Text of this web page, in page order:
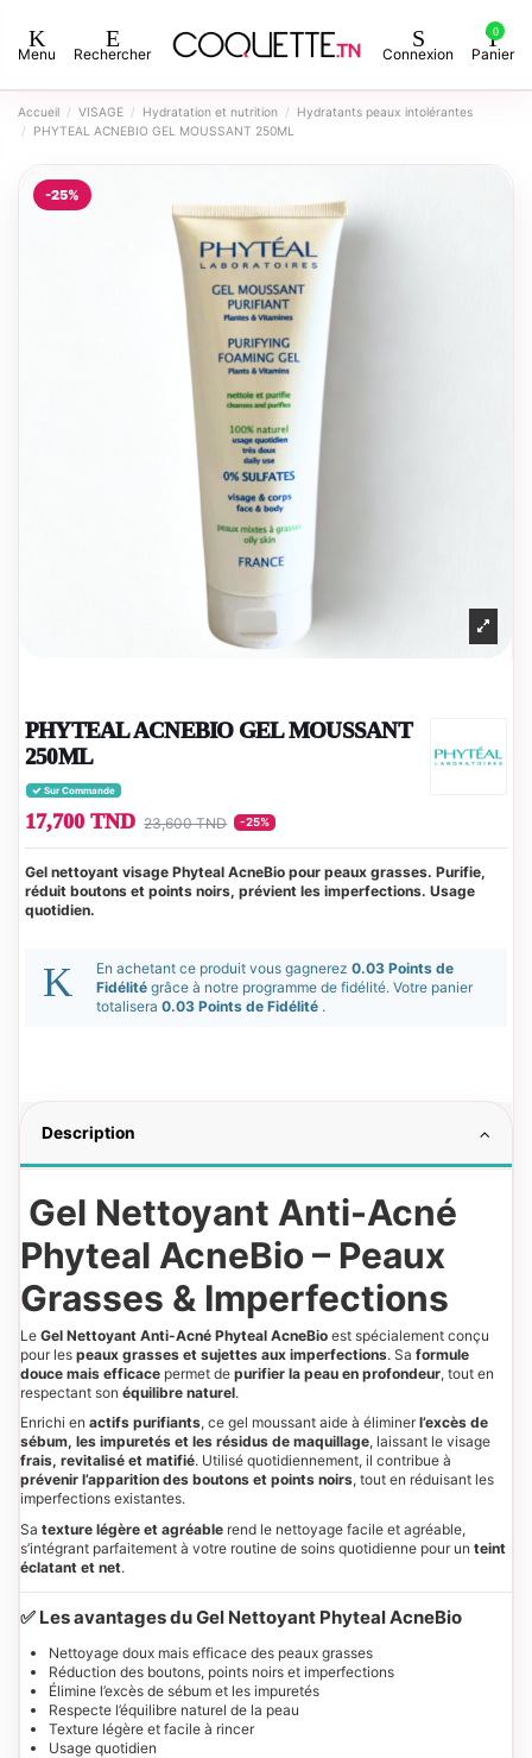
Menu Rechercher Connexion
0
Panier
Accueil VISAGE Hydratation et nutrition
Hydratants peaux intolérantes
PHYTEAL ACNEBIO GEL MOUSSANT 250ML
-25%
PHYTEAL ACNEBIO GEL MOUSSANT
250ML
Sur Commande
17,700 TND 23,600 TND -25%
Gel nettoyant visage Phyteal AcneBio pour peaux grasses. Purifie,
réduit boutons et points noirs, prévient les imperfections. Usage
quotidien.
En achetant ce produit vous gagnerez 0.03 Points de
Fidélité grâce à notre programme de fidélité. Votre panier
totalisera 0.03 Points de Fidélité .
Description
Gel Nettoyant Anti-Acné
Phyteal AcneBio – Peaux
Grasses & Imperfections
Le Gel Nettoyant Anti-Acné Phyteal AcneBio est spécialement conçu
pour les peaux grasses et sujettes aux imperfections. Sa formule
douce mais efficace permet de purifier la peau en profondeur, tout en
respectant son équilibre naturel.
Enrichi en actifs purifiants, ce gel moussant aide à éliminerl’excès de
sébum, les impuretés et les résidus de maquillage, laissant le visage
frais, revitalisé et matifié. Utilisé quotidiennement, il contribue à
prévenir l’apparition des boutons et points noirs, tout en réduisant les
imperfections existantes.
Sa texture légère et agréable rend le nettoyage facile et agréable,
s’intégrant parfaitement à votre routine de soins quotidienne pour un teint
éclatant et net.
✅ Les avantages du Gel Nettoyant Phyteal AcneBio
Nettoyage doux mais efficace des peaux grasses
Réduction des boutons, points noirs et imperfections
Élimine l’excès de sébum et les impuretés
Respecte l’équilibre naturel de la peau
Texture légère et facile à rincer
Usage quotidien